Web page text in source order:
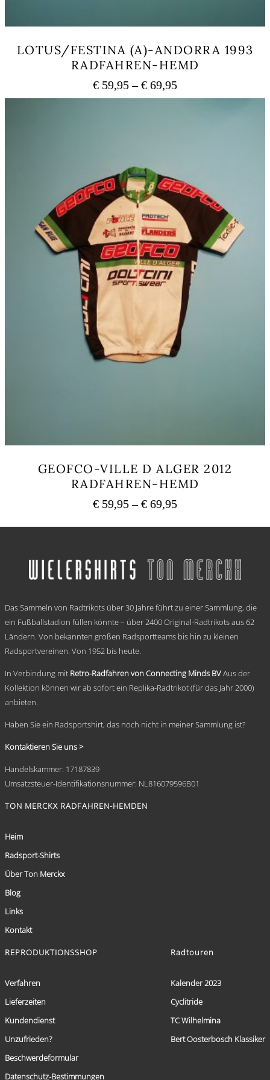
LOTUS/FESTINA (A)-ANDORRA 1993
RADFAHREN-HEMD
€ 59,95 –€ 69,95Preisspanne:
€ 59,95
Die
Optionen
können
auf
der
Produktseite
gewählt
werden
GEOFCO-VILLE D ALGER 2012
RADFAHREN-HEMD
€ 59,95 –€ 69,95Preisspanne:
bis
Varianten
auf.
können
auf
Produktseite
gewählt
Das Sammeln von Radtrikots über 30 Jahre führt zu einer Sammlung, die
ein Fußballstadion füllen könnte – über 2400 Original-Radtrikots aus 62
Ländern. Von bekannten großen Radsportteams bis hin zu kleinen
Radsportvereinen. Von 1952 bis heute.
In Verbindung mit Retro-Radfahren von Connecting Minds BVAus der
Kollektion können wir ab sofort ein Replika-Radtrikot (für das Jahr 2000)
anbieten.
Haben Sie ein Radsportshirt, das noch nicht in meiner Sammlung ist?
Kontaktieren Sie uns >
Handelskammer: 17187839
Umsatzsteuer-Identifikationsnummer: NL816079596B01
TON MERCKX RADFAHREN-HEMDEN
Heim
Radsport-Shirts
Über Ton Merckx
Blog
Links
Kontakt
REPRODUKTIONSSHOP
Verfahren
Lieferzeiten
Kundendienst
Unzufrieden?
Beschwerdeformular
Datenschutz-Bestimmungen
Radtouren
Kalender 2023
Cyclitride
TC Wilhelmina
Bert Oosterbosch Klassiker